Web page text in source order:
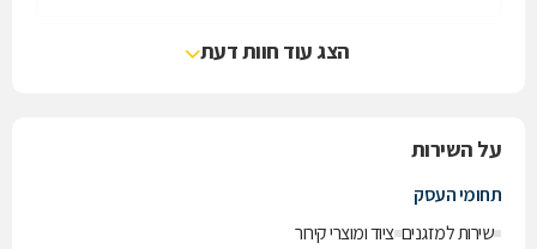
הצג עוד חוות דעת
על השירות
תחומי העסק
שירות למזגנים ציוד ומוצרי קירור